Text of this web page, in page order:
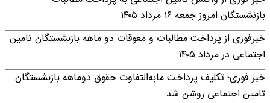
بازنشستگان امروز جمعه ۱۶ مرداد ۱۴۰۵
خبرفوری از پرداخت مطالبات و معوقات دو ماهه بازنشستگان تامین
اجتماعی در مرداد ۱۴۰۵
خبر فوری؛ تکلیف پرداخت مابه‌التفاوت حقوق دوماهه بازنشستگان
تامین اجتماعی روشن شد